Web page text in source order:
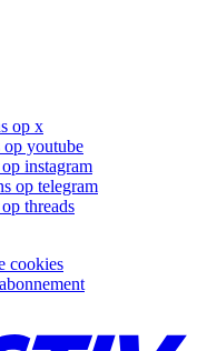
op x
op youtube
instagram
op telegram
threads
cookies